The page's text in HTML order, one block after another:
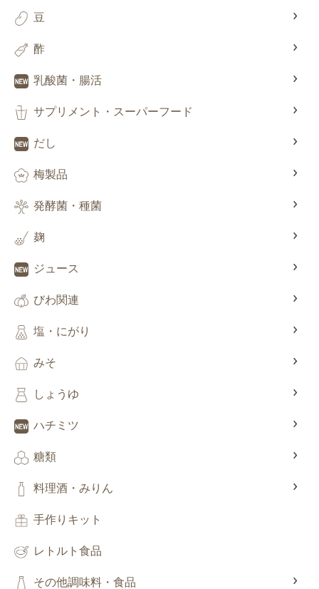
豆
酢
乳酸菌・腸活
サプリメント・スーパーフード
だし
梅製品
発酵菌・種菌
麹
ジュース
びわ関連
塩・にがり
みそ
しょうゆ
ハチミツ
糖類
料理酒・みりん
手作りキット
レトルト食品
その他調味料・食品